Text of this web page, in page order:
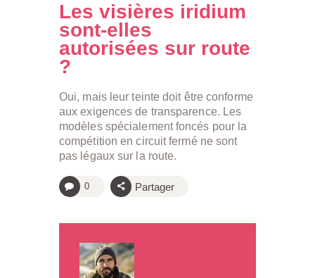
Les visières iridium
sont-elles
autorisées sur route
?
Oui, mais leur teinte doit être conforme
aux exigences de transparence. Les
modèles spécialement foncés pour la
compétition en circuit fermé ne sont
pas légaux sur la route.
0 Partager